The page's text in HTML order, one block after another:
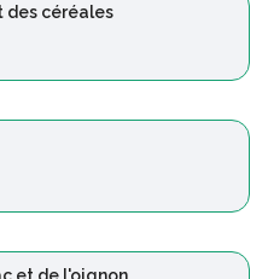
des céréales
et de l'oignon